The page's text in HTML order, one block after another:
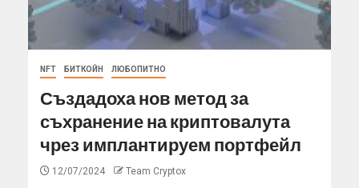
NFT БИТКОЙН ЛЮБОПИТНО
Създадоха нов метод за
съхранение на криптовалута
чрез имплантируем портфейл
12/07/2024 Team Cryptox